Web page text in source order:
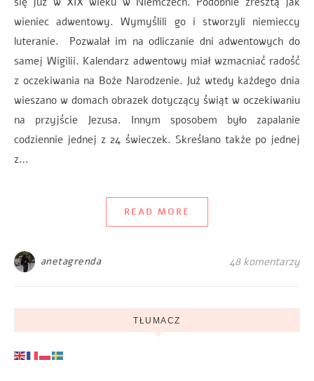
wieniec adwentowy. Wymyślili go i stworzyli niemieccy
luteranie. Pozwalał im na odliczanie dni adwentowych do
samej Wigilii. Kalendarz adwentowy miał wzmacniać radość
z oczekiwania na Boże Narodzenie. Już wtedy każdego dnia
wieszano w domach obrazek dotyczący świąt w oczekiwaniu
na przyjście Jezusa. Innym sposobem było zapalanie
codziennie jednej z 24 świeczek. Skreślano także po jednej
z…
READ MORE
anetagrenda 48 komentarzy
TŁUMACZ